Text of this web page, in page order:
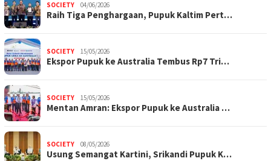
SOCIETY 04/06/2026
Raih Tiga Penghargaan, Pupuk Kaltim Pert…
SOCIETY 15/05/2026
Ekspor Pupuk ke Australia Tembus Rp7 Tri…
SOCIETY 15/05/2026
Mentan Amran: Ekspor Pupuk ke Australia …
SOCIETY 08/05/2026
Usung Semangat Kartini, Srikandi Pupuk K…